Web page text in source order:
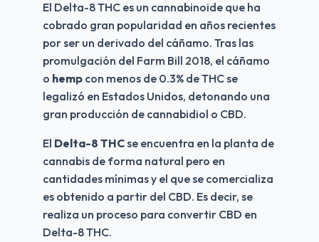
El Delta-8 THC es un cannabinoide que ha
cobrado gran popularidad en años recientes
por ser un derivado del cáñamo. Tras las
promulgación del Farm Bill 2018, el cáñamo
o hemp con menos de 0.3% de THC se
legalizó en Estados Unidos, detonando una
gran producción de cannabidiol o CBD.
El Delta-8 THC se encuentra en la planta de
cannabis de forma natural pero en
cantidades mínimas y el que se comercializa
es obtenido a partir del CBD. Es decir, se
realiza un proceso para convertir CBD en
Delta-8 THC.